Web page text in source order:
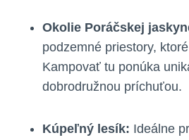
Okolie Poráčskej
podzemné priestory,
Kampovať tu ponúka
dobrodružnou príchuťou.
Kúpeľný lesík: Ideálne